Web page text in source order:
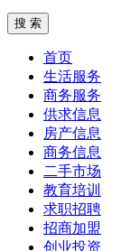
首页
生活服务
商务服务
供求信息
房产信息
商务信息
二手市场
教育培训
求职招聘
招商加盟
创业投资